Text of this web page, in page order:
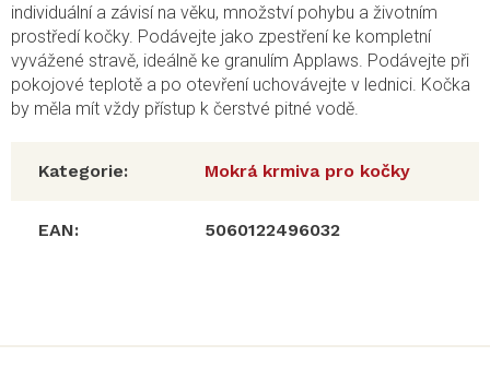
individuální a závisí na věku, množství pohybu a životním
prostředí kočky. Podávejte jako zpestření ke kompletní
vyvážené stravě, ideálně ke granulím Applaws. Podávejte při
pokojové teplotě a po otevření uchovávejte v lednici. Kočka
by měla mít vždy přístup k čerstvé pitné vodě.
Kategorie: Mokrá krmiva pro kočky
EAN: 5060122496032